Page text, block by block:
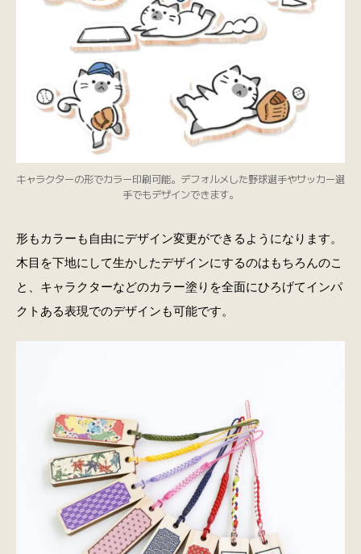
キャラクターの形でカラー印刷可能。デフォルメした野球選手やサッカー選
手でもデザインできます。
形もカラーも自由にデザイン変更ができるようになります。
木目を下地にして生かしたデザインにするのはもちろんのこ
と、キャラクターなどのカラー塗りを全面にひろげてインパ
クトある表現でのデザインも可能です。